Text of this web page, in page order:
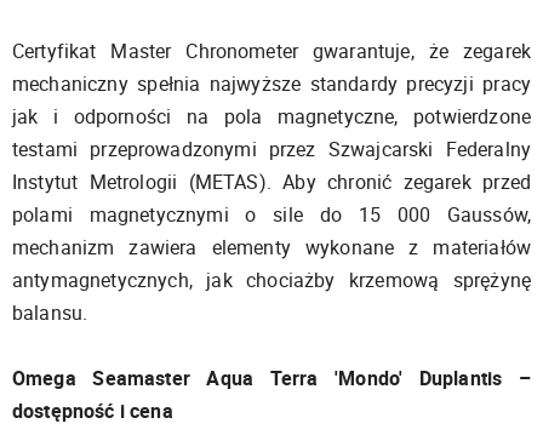
Certyfikat Master Chronometer gwarantuje, że zegarek
mechaniczny spełnia najwyższe standardy precyzji pracy
jak i odporności na pola magnetyczne, potwierdzone
testami przeprowadzonymi przez Szwajcarski Federalny
Instytut Metrologii (METAS). Aby chronić zegarek przed
polami magnetycznymi o sile do 15 000 Gaussów,
mechanizm zawiera elementy wykonane z materiałów
antymagnetycznych, jak chociażby krzemową sprężynę
balansu.
Omega Seamaster Aqua Terra 'Mondo' Duplantis –
dostępność i cena